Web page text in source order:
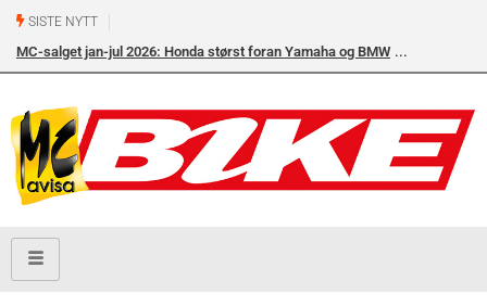
SISTE NYTT
MC-salget jan-jul 2026: Honda størst foran Yamaha og BMW